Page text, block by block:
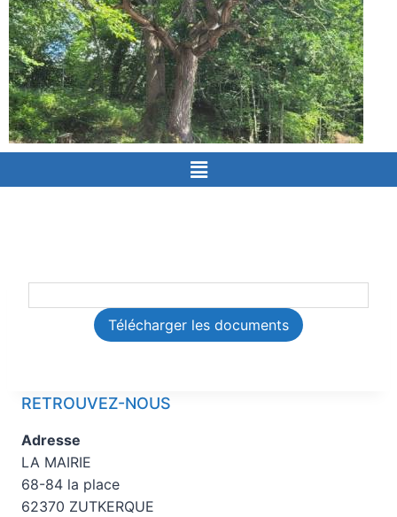
Télécharger les documents
RETROUVEZ-NOUS
Adresse
LA MAIRIE
68-84 la place
62370 ZUTKERQUE